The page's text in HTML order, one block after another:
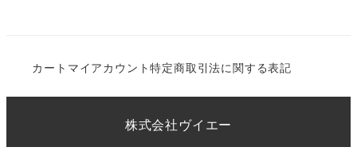
カート マイアカウント特定商取引法に関する表記
株式会社ヴイエー